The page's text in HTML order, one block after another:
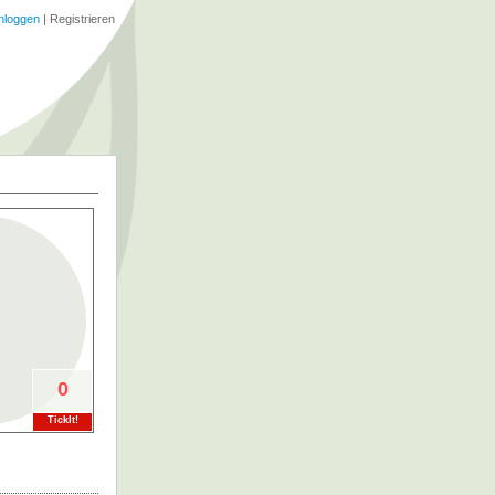
0
TickIt!
| Registrieren